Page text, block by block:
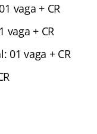
vaga + CR
vaga + CR
01 vaga + CR